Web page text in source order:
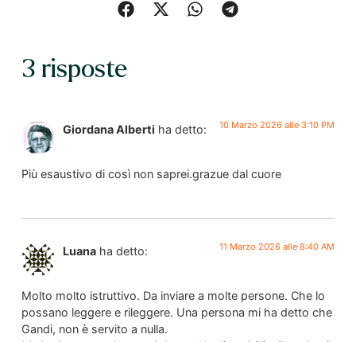
3 risposte
Giordana Alberti ha detto: 10 Marzo 2026 alle 3:10 PM
Più esaustivo di così non saprei.grazue dal cuore
Luana ha detto: 11 Marzo 2026 alle 8:40 AM
Molto molto istruttivo. Da inviare a molte persone. Che lo
possano leggere e rileggere. Una persona mi ha detto che
Gandi, non è servito a nulla.